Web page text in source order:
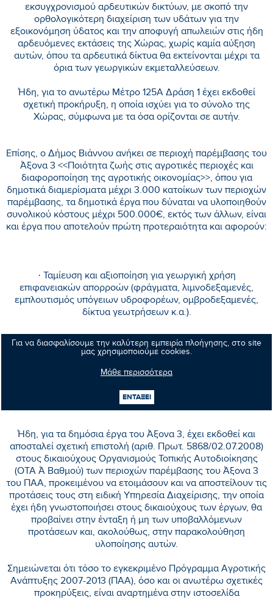
Για να διασφαλίσουμε την καλύτερη εμπειρία πλοήγησης, στο site
μας χρησιμοποιούμε cookies.
Μάθε περισσότερα
ΕΝΤΑΞΕΙ
εκσυγχρονισμού αρδευτικών δικτύων, με σκοπό την
ορθολογικότερη διαχείριση των υδάτων για την
εξοικονόμηση ύδατος και την αποφυγή απωλειών στις ήδη
αρδευόμενες εκτάσεις της Χώρας, χωρίς καμία αύξηση
αυτών, όπου τα αρδευτικά δίκτυα θα εκτείνονται μέχρι τα
όρια των γεωργικών εκμεταλλεύσεων.
Ήδη, για το ανωτέρω Μέτρο 125Α Δράση 1 έχει εκδοθεί
σχετική προκήρυξη, η οποία ισχύει για το σύνολο της
Χώρας, σύμφωνα με τα όσα ορίζονται σε αυτήν.
Επίσης, ο Δήμος Βιάννου ανήκει σε περιοχή παρέμβασης του
Άξονα 3 <<Ποιότητα ζωής στις αγροτικές περιοχές και
διαφοροποίηση της αγροτικής οικονομίας>>, όπου για
δημοτικά διαμερίσματα μέχρι 3.000 κατοίκων των περιοχών
παρέμβασης, τα δημοτικά έργα που δύναται να υλοποιηθούν
συνολικού κόστους μέχρι 500.000€, εκτός των άλλων, είναι
και έργα που αποτελούν πρώτη προτεραιότητα και αφορούν:
· Ταμίευση και αξιοποίηση για γεωργική χρήση
επιφανειακών απορροών (φράγματα, λιμνοδεξαμενές,
εμπλουτισμός υπόγειων υδροφορέων, ομβροδεξαμενές,
δίκτυα γεωτρήσεων κ.α.).
αντλιοστασίων, δεξαμενών) για τη μείωση της απώλειας
Ήδη, για τα δημόσια έργα του Άξονα 3, έχει εκδοθεί και
αποσταλεί σχετική επιστολή (αριθ. Πρωτ. 5868/02.07.2008)
στους δικαιούχους Οργανισμούς Τοπικής Αυτοδιοίκησης
(ΟΤΑ Ά Βαθμού) των περιοχών παρέμβασης του Άξονα 3
του ΠΑΑ, προκειμένου να ετοιμάσουν και να αποστείλουν τις
προτάσεις τους στη ειδική Υπηρεσία Διαχείρισης, την οποία
έχει ήδη γνωστοποιήσει στους δικαιούχους των έργων, θα
προβαίνει στην ένταξη ή μη των υποβαλλόμενων
προτάσεων και, ακολούθως, στην παρακολούθηση
υλοποίησης αυτών.
Σημειώνεται ότι τόσο το εγκεκριμένο Πρόγραμμα Αγροτικής
Ανάπτυξης 2007-2013 (ΠΑΑ), όσο και οι ανωτέρω σχετικές
προκηρύξεις, είναι αναρτημένα στην ιστοσελίδα